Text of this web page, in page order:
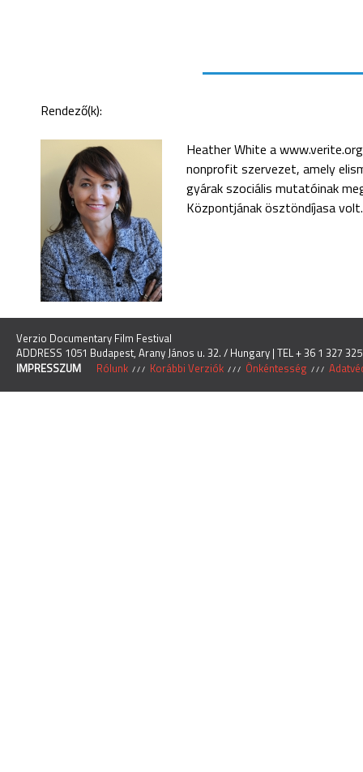
Rendező(k):
Heather White a
nonprofit szervezet, amely
gyárak szociális mutatóinak
Központjának ösztöndíjasa
Verzio Documentary Film Festival
ADDRESS 1051 Budapest, Arany János u. 32. / Hungary | TEL + 36 1 327
IMPRESSZUM
Rólunk Korábbi Verziók Önkéntesség